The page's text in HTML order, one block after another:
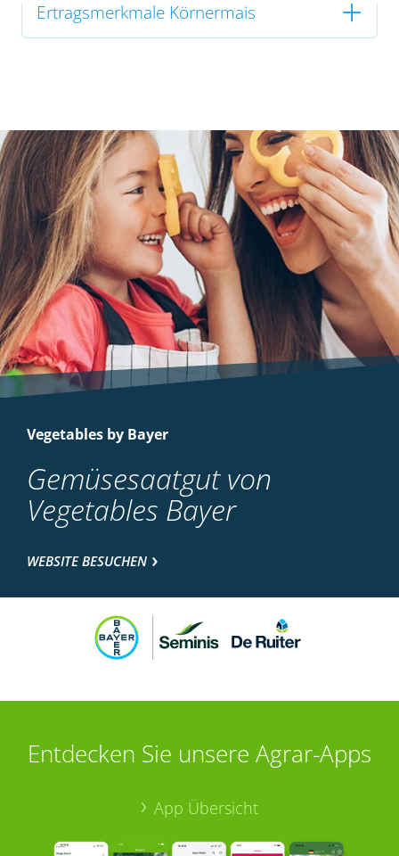
Ertragsmerkmale Körnermais
Vegetables by Bayer
Gemüsesaatgut von
Vegetables Bayer
WEBSITE BESUCHEN
Entdecken Sie unsere Agrar-Apps
App Übersicht